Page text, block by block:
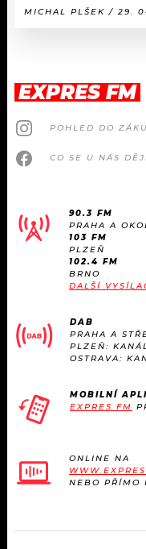
MICHAL PLŠEK / 29.
EXPRES FM
POHLED DO
CO SE U NÁS
90.3 FM
PRAHA A
103 FM
PLZEŇ
102.4 FM
BRNO
DALŠÍ
DAB
PRAHA A
PLZEŇ:
OSTRAVA:
MOBILNÍ
EXPRES FM
ONLINE NA
NEBO PŘÍMO